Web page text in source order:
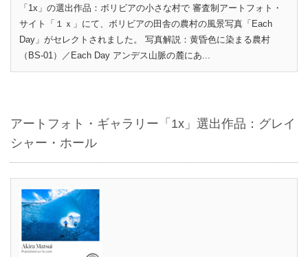
「1x」の選出作品：ボリビアの小さな村で 審査制アートフォト・
サイト「１ｘ」にて、ボリビアの田舎の農村の風景写真「Each
Day」がセレクトされました。 写真解説：黄昏色に染まる農村
（BS-01）／Each Day アンデス山脈の麓にあ...
アートフォト・ギャラリー「1x」選出作品：グレイ
シャー・ホール